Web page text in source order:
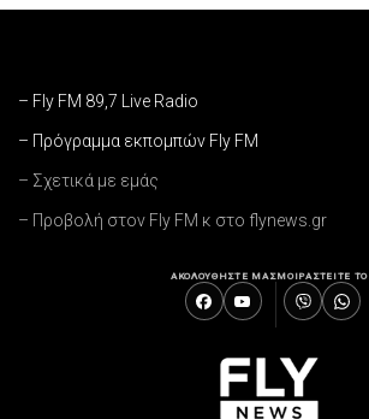
– Fly FM 89,7 Live Radio
– Πρόγραμμα εκπομπών Fly FM
– Σχετικά με εμάς
– Προβολή στον Fly FM κ στο flynews.gr
ΑΚΟΛΟΥΘΗΣΤΕ ΜΑΣΜΟΙΡΑΣΤΕΙΤΕ ΤΟ